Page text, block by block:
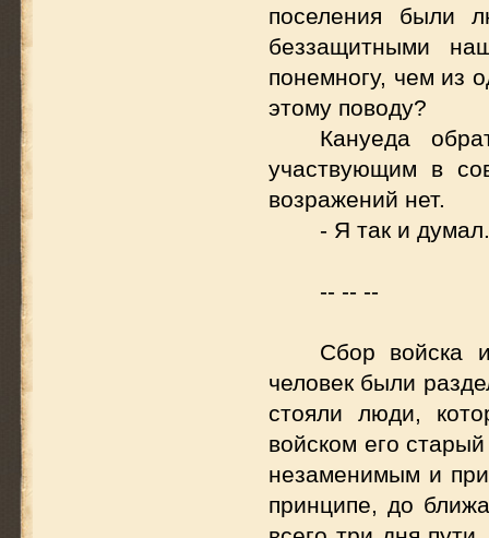
поселения были
беззащитными
понемногу, чем из
этому поводу?
Кануеда
участвующим в
возражений нет.
- Я так и
-- -- --
Сбор войска
человек были
стояли люди,
войском его
незаменимым и
принципе, до